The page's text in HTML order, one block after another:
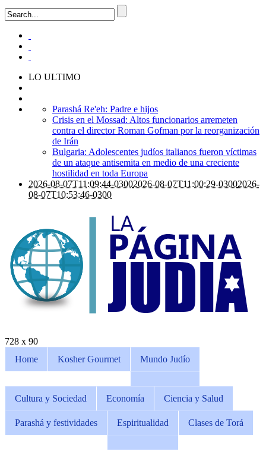
LO ULTIMO
Parashá Re'eh: Padre e hijos
Crisis en el Mossad: Altos funcionarios arremeten
contra el director Roman Gofman por la reorganización
de Irán
Bulgaria: Adolescentes judíos italianos fueron víctimas
de un ataque antisemita en medio de una creciente
hostilidad en toda Europa
2026-08-07T11:09:44-03002026-08-07T11:00:29-03002026-
08-07T10:53:46-0300
728 x 90
Home
Kosher Gourmet Mundo Judío
Cultura y Sociedad Economía Ciencia y Salud
Parashá y festividades Espiritualidad Clases de Torá